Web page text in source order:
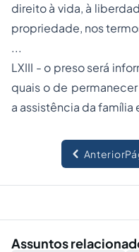
direito à vida, à
propriedade, nos
...
LXIII - o preso será
quais o de
a assistência da
Anterior
Assuntos